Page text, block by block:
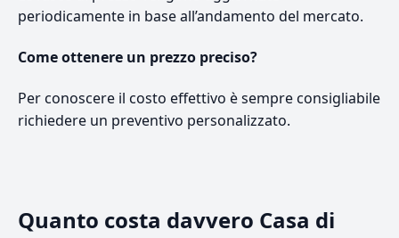
periodicamente in base all’andamento del mercato.
Come ottenere un prezzo preciso?
Per conoscere il costo effettivo è sempre consigliabile
richiedere un preventivo personalizzato.
Quanto costa davvero Casa di